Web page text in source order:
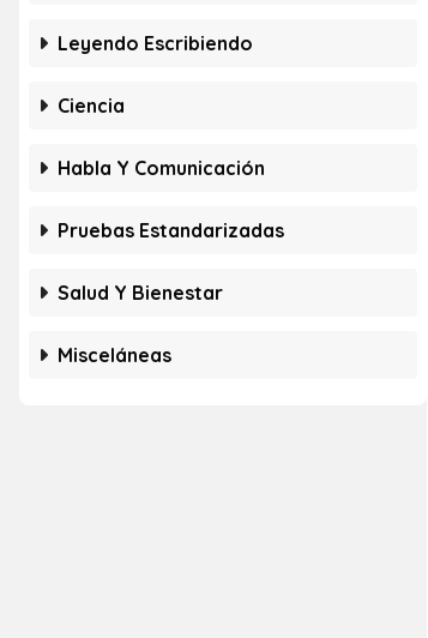
Leyendo Escribiendo
Ciencia
Habla Y Comunicación
Pruebas Estandarizadas
Salud Y Bienestar
Misceláneas